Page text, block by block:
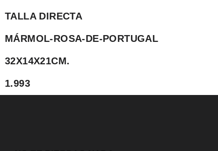
TALLA DIRECTA
MÁRMOL-ROSA-DE-PORTUGAL
32X14X21CM.
1.993